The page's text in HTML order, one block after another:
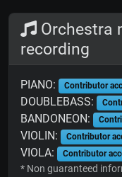
Orchestra
recording
PIANO: Contributor
DOUBLEBASS:
BANDONEON:
VIOLIN: Contributor
VIOLA: Contributor
* Non guaranteed